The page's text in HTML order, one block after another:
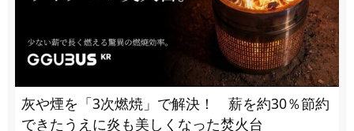
灰や煙を「3次燃焼」で解決！ 薪を約30％節約
できたうえに炎も美しくなった焚火台